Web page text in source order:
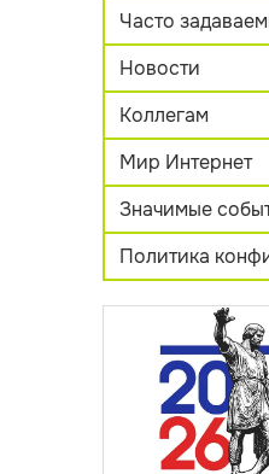
Часто
Новости
Коллегам
Мир Интернет
Значимые
Политика